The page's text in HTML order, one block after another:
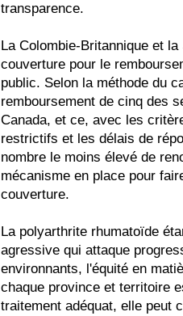
transparence.
La Colombie-Britannique et
couverture pour le
public. Selon la méthode du
remboursement de cinq des
Canada, et ce, avec les
restrictifs et les délais de
nombre le moins élevé de
mécanisme en place pour
couverture.
La polyarthrite rhumatoïde
agressive qui attaque
environnants, l'équité en
chaque province et territoire
traitement adéquat, elle peut